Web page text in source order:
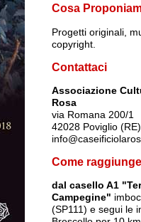
Cosa
Progetti originali,
copyright.
Contattaci
Associazione
Rosa
via Romana 200/1
42028 Poviglio (RE)
Come
dal casello A1
Campegine"
(SP111) e segui le